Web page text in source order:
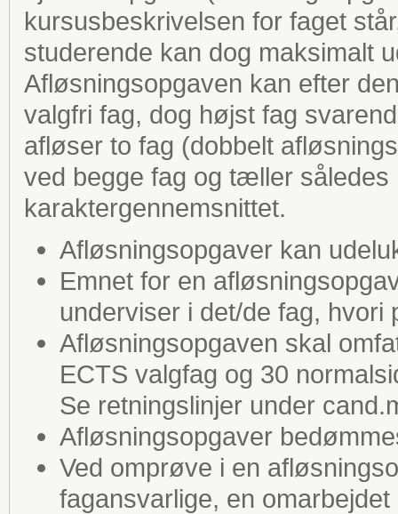
kursusbeskrivelsen for faget
studerende kan dog maksimalt
Afløsningsopgaven kan efter
valgfri fag, dog højst fag
afløser to fag (dobbelt
ved begge fag og tæller
karaktergennemsnittet.
Afløsningsopgaver kan
Emnet for en
underviser i det/de fag,
Afløsningsopgaven skal
ECTS valgfag og 30
Se retningslinjer under
Afløsningsopgaver
Ved omprøve i en
fagansvarlige, en